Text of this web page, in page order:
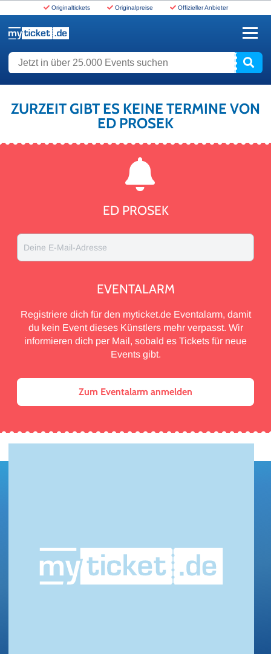
Originaltickets Originalpreise Offizieller Anbieter
Jetzt in über 25.000 Events suchen
ZURZEIT GIBT ES KEINE TERMINE VON
ED PROSEK
ED PROSEK
Deine E-Mail-Adresse
EVENTALARM
Registriere dich für den myticket.de Eventalarm, damit
du kein Event dieses Künstlers mehr verpasst. Wir
informieren dich per Mail, sobald es Tickets für neue
Events gibt.
Zum Eventalarm anmelden